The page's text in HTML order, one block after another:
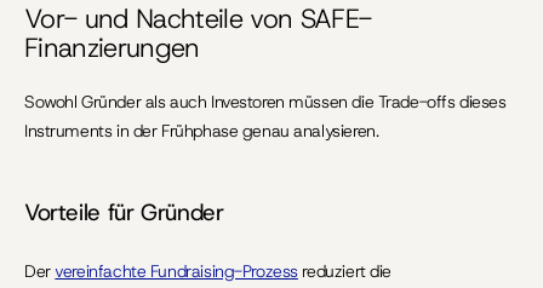
Vor- und Nachteile von SAFE-
Finanzierungen
Sowohl Gründer als auch Investoren müssen die Trade-offs dieses
Instruments in der Frühphase genau analysieren.
Vorteile für Gründer
Der vereinfachte Fundraising-Prozess reduziert die